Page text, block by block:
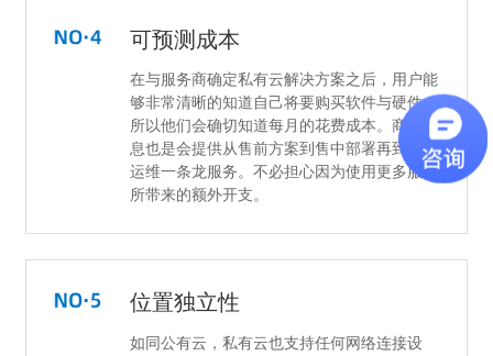
可预测成本
在与服务商确定私有云解决方案之后，用户能
够非常清晰的知道自己将要购买软件与硬件，
所以他们会确切知道每月的花费成本。商红信
息也是会提供从售前方案到售中部署再到售后
运维一条龙服务。不必担心因为使用更多服务
所带来的额外开支。
位置独立性
如同公有云，私有云也支持任何网络连接设